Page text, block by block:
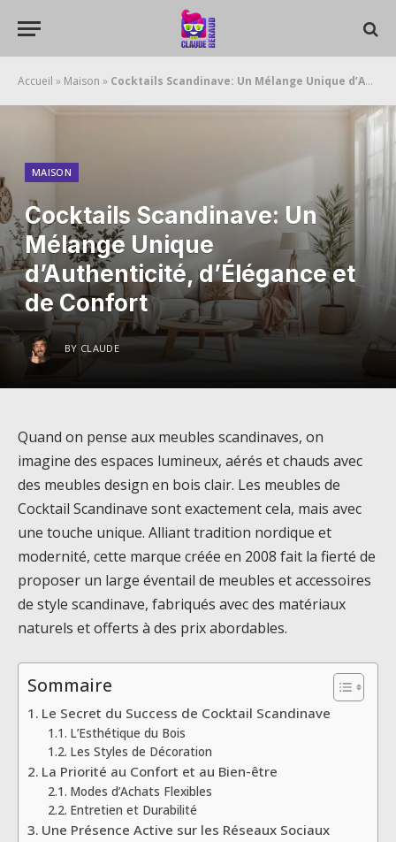
Accueil » Maison » Cocktails Scandinave: Un Mélange Unique d’Authenticité, d’Élégance et de Confort
MAISON
Cocktails Scandinave: Un
Mélange Unique
d’Authenticité, d’Élégance et
de Confort
BY CLAUDE
Quand on pense aux meubles scandinaves, on
imagine des espaces lumineux, aérés et chauds avec
des meubles design en bois clair. Les meubles de
Cocktail Scandinave sont exactement cela, mais avec
une touche unique. Alliant tradition nordique et
modernité, cette marque créée en 2008 fait la fierté de
proposer un large éventail de meubles et accessoires
de style scandinave, fabriqués avec des matériaux
naturels et offerts à des prix abordables.
Sommaire
Le Secret du Success de Cocktail Scandinave
L’Esthétique du Bois
Les Styles de Décoration
La Priorité au Confort et au Bien-être
Modes d’Achats Flexibles
Entretien et Durabilité
Une Présence Active sur les Réseaux Sociaux